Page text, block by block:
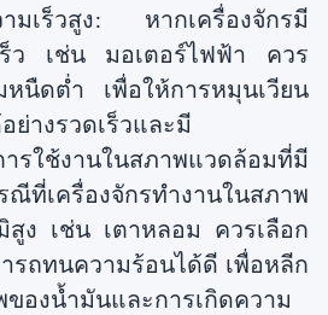
ามเร็วสูง: หากเครื่องจักรมี
ร็ว เช่น มอเตอร์ไฟฟ้า ควร
หนืดต่ำ เพื่อให้การหมุนเวียน
ย่างรวดเร็วและมี
ช้งานในสภาพแวดล้อมที่มี
เครื่องจักรทำงานในสภาพ
ง เช่น เตาหลอม ควรเลือก
รถทนความร้อนได้ดี เพื่อหลีก
ของน้ำมันและการเกิดความ